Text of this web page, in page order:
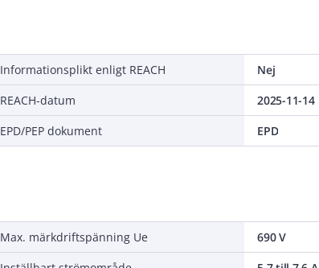
Informationsplikt enligt REACH
Nej
REACH-datum
2025-11-14
EPD/PEP dokument
EPD
Max. märkdriftspänning Ue
690 V